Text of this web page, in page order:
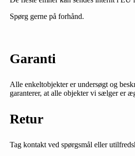
Spørg gerne på forhånd.
Garanti
Alle enkeltobjekter er undersøgt og
garanterer, at alle objekter vi sælger er
Retur
Tag kontakt ved spørgsmål eller